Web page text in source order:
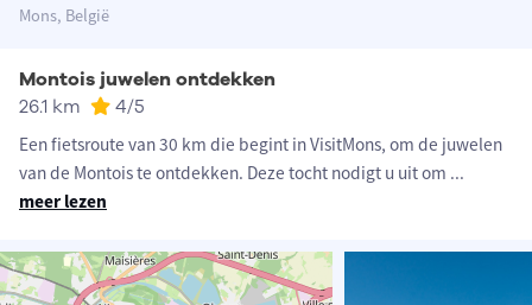
Mons, België
Montois juwelen ontdekken
26.1 km 4/5
Een fietsroute van 30 km die begint in VisitMons, om de juwelen
van de Montois te ontdekken. Deze tocht nodigt u uit om ...
meer lezen